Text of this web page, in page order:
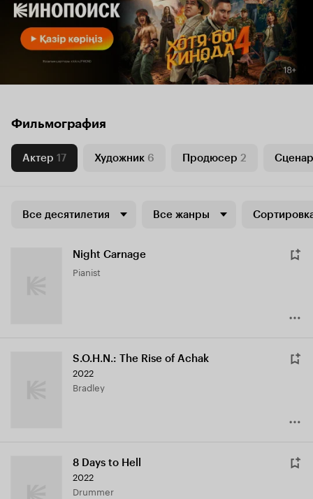
Фильмография
Актер 17 Художник 6 Продюсер 2
Все десятилетия Все жанры
Night Carnage
Pianist
S.O.H.N.: The Rise of Achak
2022
Bradley
8 Days to Hell
2022
Drummer